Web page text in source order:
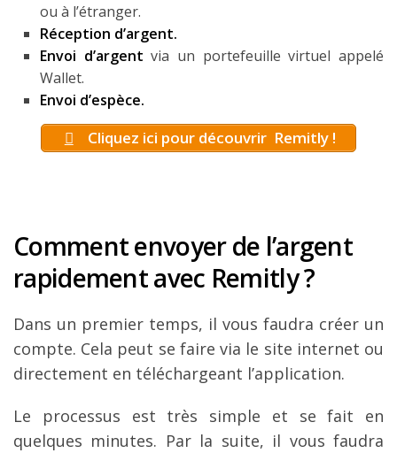
ou à l’étranger.
Réception d’argent.
Envoi d’argentvia un portefeuille virtuel appelé
Wallet.
Envoi d’espèce.
Cliquez ici pour découvrir Remitly !
Comment envoyer de l’argent
rapidement avec Remitly ?
Dans un premier temps, il vous faudra créer un
compte. Cela peut se faire via le site internet ou
directement en téléchargeant l’application.
Le processus est très simple et se fait en
quelques minutes. Par la suite, il vous faudra